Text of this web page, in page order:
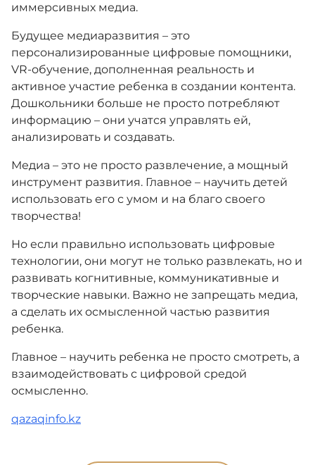
иммерсивных медиа.
Будущее медиаразвития – это
персонализированные цифровые помощники,
VR-обучение, дополненная реальность и
активное участие ребенка в создании контента.
Дошкольники больше не просто потребляют
информацию – они учатся управлять ей,
анализировать и создавать.
Медиа – это не просто развлечение, а мощный
инструмент развития. Главное – научить детей
использовать его с умом и на благо своего
творчества!
Но если правильно использовать цифровые
технологии, они могут не только развлекать, но и
развивать когнитивные, коммуникативные и
творческие навыки. Важно не запрещать медиа,
а сделать их осмысленной частью развития
ребенка.
Главное – научить ребенка не просто смотреть, а
взаимодействовать с цифровой средой
осмысленно.
qazaqinfo.kz